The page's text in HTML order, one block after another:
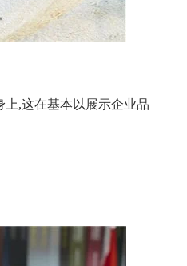
,这在基本以展示企业品